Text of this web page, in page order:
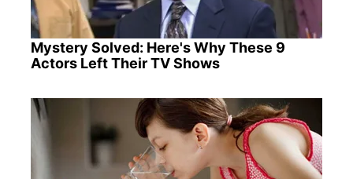
Mystery Solved: Here's Why These 9
Actors Left Their TV Shows